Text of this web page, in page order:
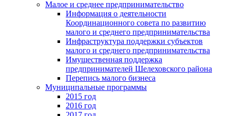
Малое и среднее предпринимательство
Информация о деятельности
Координационного совета по развитию
малого и среднего предпринимательства
Инфраструктура поддержки субъектов
малого и среднего предпринимательства
Имущественная поддержка
предпринимателей Шелеховского района
Перепись малого бизнеса
Муниципальные программы
2015 год
2016 год